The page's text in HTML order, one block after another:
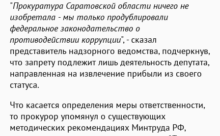
"Прокуратура Саратовской области ничего не
изобретала - мы только продублировали
федеральное законодательство о
противодействии коррупции", - сказал
представитель надзорного ведомства, подчеркнув,
что запрету подлежит лишь деятельность депутата,
направленная на извлечение прибыли из своего
статуса.
Что касается определения меры ответственности,
то прокурор упомянул о существующих
методических рекомендациях Минтруда РФ,